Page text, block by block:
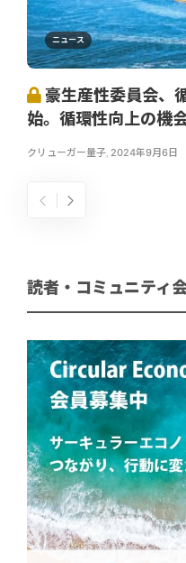
ニュース
豪生産性委員会、
始。循環性向上の機
クリューガー量子 2024年9月6日
読者・コミュニティ